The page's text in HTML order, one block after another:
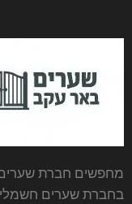
מחפשים חברת
בחברת שערים